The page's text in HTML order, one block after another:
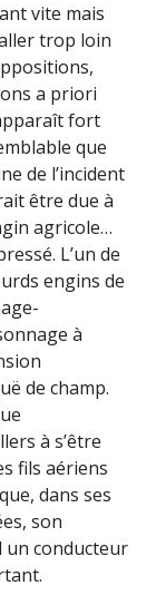
vite mais
trop loin
a priori
fort
que
de l’incident
être due à
agricole…
L’un de
engins de
à
de champ.
à s’être
fils aériens
dans ses
son
un conducteur